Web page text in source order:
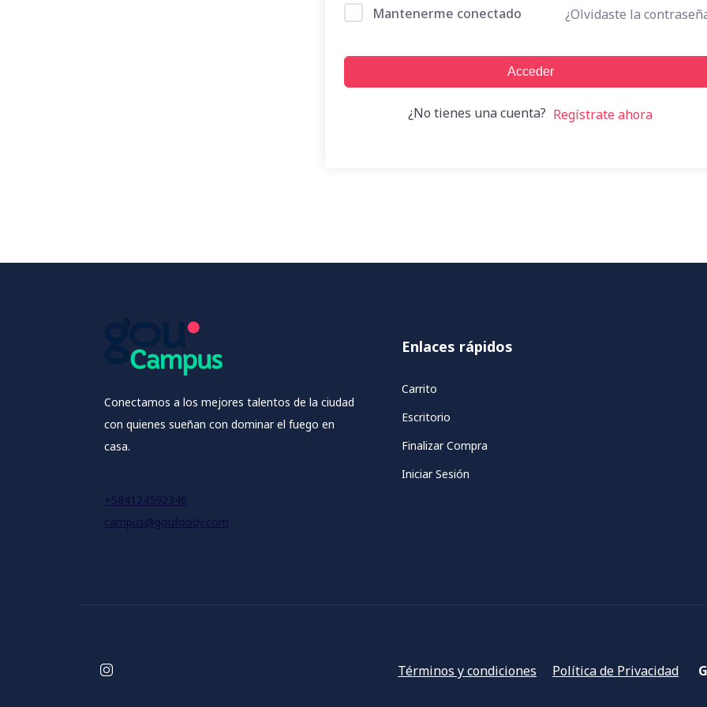
Mantenerme conectado ¿Olvidaste la
Acceder
¿No tienes una cuenta? Regístrate ahora
Conectamos a los mejores talentos de la ciudad
con quienes sueñan con dominar el fuego en
casa.
+584124592346
campus@goufoody.com
Enlaces rápidos
Carrito
Escritorio
Finalizar Compra
Iniciar Sesión
Términos y condiciones Política de Privacidad